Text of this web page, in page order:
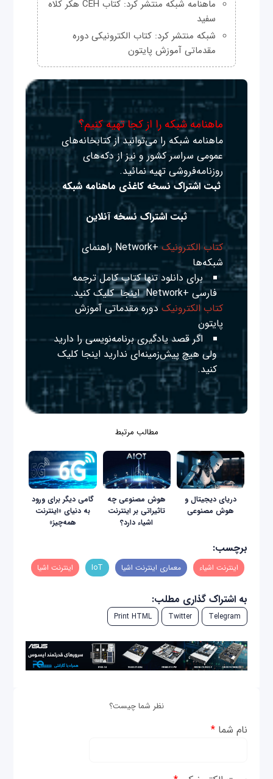
ماهنامه شبکه منتشر کرد: کتاب CEH هکر کلاه
سفید
شبکه منتشر کرد: کتاب الکترونیکی دوره
مقدماتی آموزش پایتون
ماهنامه شبکه را از کجا تهیه کنیم؟
ماهنامه شبکه را می‌توانید از کتابخانه‌های
عمومی سراسر کشور و نیز از دکه‌های
روزنامه‌فروشی تهیه نمائید.
ثبت اشتراک نسخه کاغذی ماهنامه شبکه
ثبت اشتراک نسخه آنلاین
کتاب الکترونیک
+Network راهنمای
شبکه‌ها
برای دانلود تنها کتاب کامل ترجمه
فارسی +Network
اینجا کلیک کنید.
کتاب الکترونیک دوره مقدماتی آموزش
پایتون
اگر قصد یادگیری برنامه‌نویسی را دارید
ولی هیچ پیش‌زمینه‌ای نداریداینجا کلیک
کنید.
مطالب مرتبط
دریای دیجیتال و
هوش مصنوعی
هوش مصنوعی چه
تاثیراتی بر اینترنت
اشیاء دارد؟
گامی دیگر برای ورود
به دنیای «اینترنت
همه‌چیز»
برچسب:
اینترنت اشیاء معماری اینترنت اشیا IoT اینترنت اشیا
به اشتراک گذاری مطلب:
Telegram
Twitter
Print HTML
نظر شما چیست؟
نام شما*